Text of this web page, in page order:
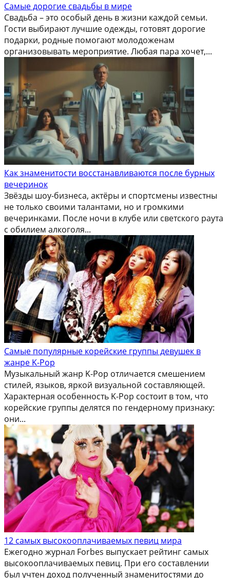
Самые дорогие свадьбы в мире
Свадьба – это особый день в жизни каждой семьи.
Гости выбирают лучшие одежды, готовят дорогие
подарки, родные помогают молодоженам
организовывать мероприятие. Любая пара хочет,...
Как знаменитости восстанавливаются после бурных
вечеринок
Звёзды шоу-бизнеса, актёры и спортсмены известны
не только своими талантами, но и громкими
вечеринками. После ночи в клубе или светского раута
с обилием алкоголя...
Самые популярные корейские группы девушек в
жанре K-Pop
Музыкальный жанр K-Pop отличается смешением
стилей, языков, яркой визуальной составляющей.
Характерная особенность K-Pop состоит в том, что
корейские группы делятся по гендерному признаку:
они...
12 самых высокооплачиваемых певиц мира
Ежегодно журнал Forbes выпускает рейтинг самых
высокооплачиваемых певиц. При его составлении
был учтен доход полученный знаменитостями до